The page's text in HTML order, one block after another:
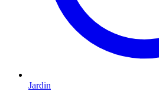
Jardin